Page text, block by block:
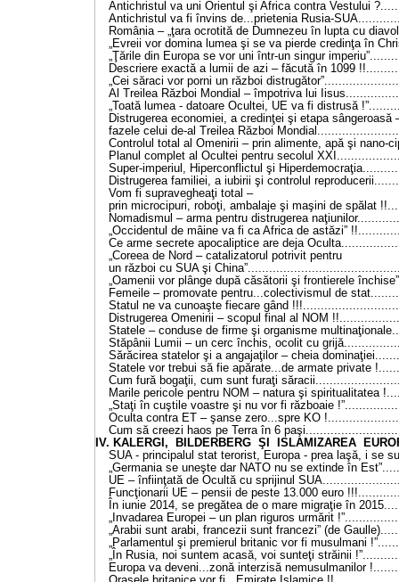
Antichristul va uni Orientul şi Africa contra Vestului
Antichristul va fi învins de...prietenia Rusia-
România – „ţara ocrotită de Dumnezeu în lupta cu
„Evreii vor domina lumea şi se va pierde credinţa în
„Ţările din Europa se vor uni într-un singur
Descriere exactă a lumii de azi – făcută în 1099
„Cei săraci vor porni un război
Al Treilea Război Mondial – împotriva lui
„Toată lumea - datoare Ocultei, UE va fi distrusă
Distrugerea economiei, a credinţei şi etapa sângeroasă
fazele celui de-al Treilea Război
Controlul total al Omenirii – prin alimente, apă şi nano-
Planul complet al Ocultei pentru secolul
Super-imperiul, Hiperconflictul şi
Distrugerea familiei, a iubirii şi controlul
Vom fi supravegheaţi total –
prin microcipuri, roboţi, ambalaje şi maşini de spălat
Nomadismul – arma pentru distrugerea
„Occidentul de mâine va fi ca Africa de astăzi”
Ce arme secrete apocaliptice are deja
„Coreea de Nord – catalizatorul potrivit pentru
un război cu SUA şi
„Oamenii vor plânge după căsătorii şi frontierele
Femeile – promovate pentru...colectivismul de
Statul ne va cunoaşte fiecare gând
Distrugerea Omenirii – scopul final al NOM
Statele – conduse de firme şi organisme
Stăpânii Lumii – un cerc închis, ocolit cu
Sărăcirea statelor şi a angajaţilor – cheia
Statele vor trebui să fie apărate...de armate private
Cum fură bogaţii, cum sunt furaţi
Marile pericole pentru NOM – natura şi spiritualitatea
„Staţi în cuştile voastre şi nu vor fi războaie
Oculta contra ET – şanse zero...spre KO
Cum să creezi haos pe Terra în 6
IV. KALERGI, BILDERBERG ŞI ISLAMIZAREA
SUA - principalul stat terorist, Europa - prea laşă, i se
„Germania se uneşte dar NATO nu se extinde în
UE – înfiinţată de Ocultă cu sprijinul
Funcţionarii UE – pensii de peste 13.000 euro
În iunie 2014, se pregătea de o mare migraţie în
„Invadarea Europei – un plan riguros urmărit
„Arabii sunt arabi, francezii sunt francezi” (de
„Parlamentul şi premierul britanic vor fi musulmani
„În Rusia, noi suntem acasă, voi sunteţi străinii
Europa va deveni...zonă interzisă nemusulmanilor